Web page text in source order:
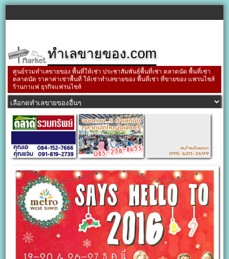
ทำเลขายของ.com
ศูนย์รวมทำเลขายของ พื้นที่ให้เช่า ประชาสัมพันธ์พื้นที่เช่า ตลาดนัด พื้นที่เช่า
ตลาดนัด ราคาค่าเช่าพื้นที่ ให้เช่าทำเลขายของ พื้นที่เช่า ที่ขายของ แฟรนไชส์
ร้านกาแฟ ธุรกิจแฟรนไชส์